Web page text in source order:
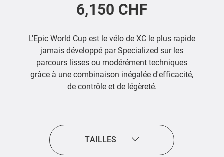
6,150 CHF
L'Epic World Cup est le vélo de XC le plus rapide
jamais développé par Specialized sur les
parcours lisses ou modérément techniques
grâce à une combinaison inégalée d'efficacité,
de contrôle et de légèreté.
TAILLES